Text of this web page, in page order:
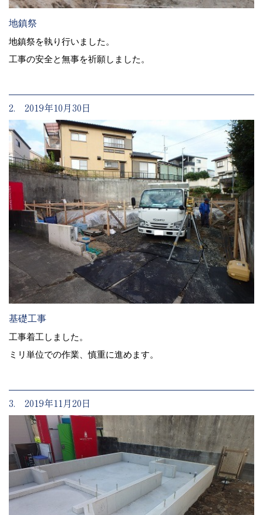
地鎮祭
地鎮祭を執り行いました。
工事の安全と無事を祈願しました。
2. 2019年10月30日
基礎工事
工事着工しました。
ミリ単位での作業、慎重に進めます。
3. 2019年11月20日